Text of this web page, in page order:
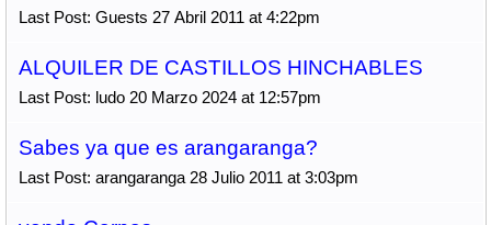
Last Post: Guests 27 Abril 2011 at 4:22pm
ALQUILER DE CASTILLOS HINCHABLES
Last Post: ludo 20 Marzo 2024 at 12:57pm
Sabes ya que es arangaranga?
Last Post: arangaranga 28 Julio 2011 at 3:03pm